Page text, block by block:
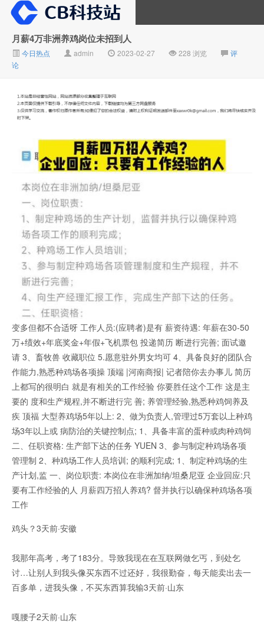
大V推广
月薪4万非洲养鸡岗位未招到人
今日热点 admin 2023-02-27 228 浏览
评
论
变多但都不合适呀 工作人员:(应聘者)是有 薪资待遇: 年薪在30-50
万+绩效+年底奖金+年假+飞机票包 投递简历 断进行完善; 面试邀
请 3、畜牧兽 收藏职位 5.愿意驻外男女均可 4、具备良好的团队合
作能力,熟悉种鸡场各项操 顶端 |河南商报| 记者陪你去办事儿 简历
上都写的很明白 就是有相关的工作经验 你要胜任这个工作 这是主
要的 度和生产规程,并不断进行完 善; 养管理经验,熟悉种鸡饲养及
疾 顶福 大型养鸡场5年以上: 2、做为负责人,管理过5万套以上种鸡
场3年以上或 病防治的关键控制点; 1、具备丰富的蛋种或肉种鸡饲
二、任职资格: 生产部下达的任务 YUEN 3、参与制定种鸡场各项
管理制 2、种鸡场工作人员培训; 的顺利完成; 1、制定种鸡场的生
产计划,监 一、岗位职责: 本岗位在非洲加纳/坦桑尼亚 企业回应:只
要有工作经验的人 月薪四万招人养鸡? 督并执行以确保种鸡场各项
工作
鸡头？3天前·安徽
我那年高考，考了183分。导致我现在在互联网做乞丐，到处乞
讨…让别人到我头像买东西不过还好，我很勤奋，每天能卖出去一
百多单，进我头像，不买东西算我输3天前·山东
嘎腰子2天前·山东